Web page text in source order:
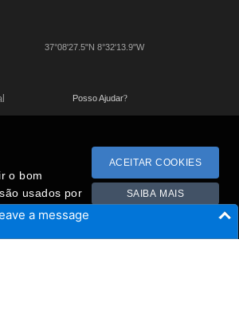
a message
37°08'27.5"N 8°32'13.9"W
Posso Ajudar?
o bom
usados por
ACEITAR COOKIES
SAIBA MAIS